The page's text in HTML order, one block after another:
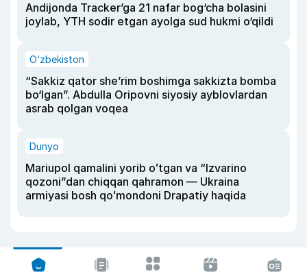
Andijonda Tracker’ga 21 nafar bog‘cha bolasini
joylab, YTH sodir etgan ayolga sud hukmi o‘qildi
O‘zbekiston
“Sakkiz qator she’rim boshimga sakkizta bomba
bo‘lgan”. Abdulla Oripovni siyosiy ayblovlardan
asrab qolgan voqea
Dunyo
Mariupol qamalini yorib oʻtgan va “Izvarino
qozoni”dan chiqqan qahramon — Ukraina
armiyasi bosh qoʻmondoni Drapatiy haqida